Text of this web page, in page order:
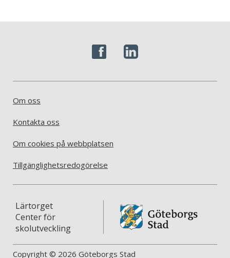
Om oss
Kontakta oss
Om cookies på webbplatsen
Tillgänglighetsredogörelse
Lärtorget
Center för
skolutveckling
Copyright © 2026 Göteborgs Stad